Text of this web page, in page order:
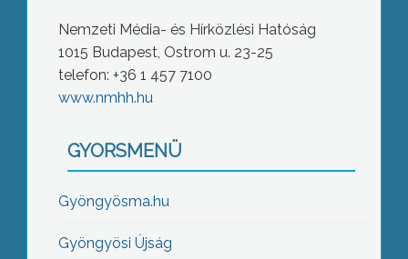
Nemzeti Média- és Hírközlési Hatóság
1015 Budapest, Ostrom u. 23-25
telefon: +36 1 457 7100
www.nmhh.hu
GYORSMENÜ
Gyöngyösma.hu
Gyöngyösi Újság